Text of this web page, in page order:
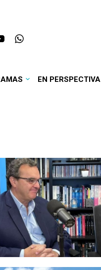
EN PERSPECTIVA